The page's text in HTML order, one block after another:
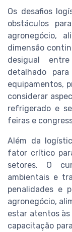
Os desafios
obstáculos
agronegócio,
dimensão
desigual
detalhado
equipamentos,
considerar
refrigerado e
feiras e
Além da
fator crítico
setores. O
ambientais e
penalidades e
agronegócio,
estar atentos
capacitação